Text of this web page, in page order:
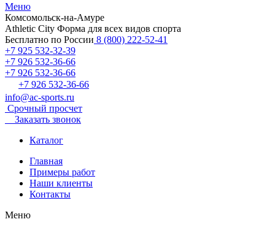
Меню
Комсомольск-на-Амуре
Athletic City Форма для всех видов спорта
Бесплатно по России 8 (800) 222-52-41
+7 925 532-32-39
+7 926 532-36-66
+7 926 532-36-66
+7 926 532-36-66
info@ac-sports.ru
Срочный просчет
Заказать звонок
Каталог
Главная
Примеры работ
Наши клиенты
Контакты
Меню